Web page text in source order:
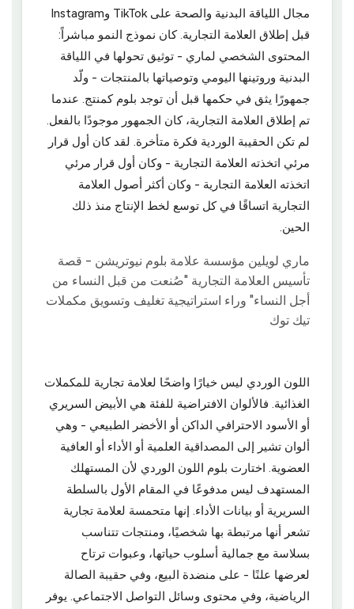
مجال اللياقة البدنية والصحة على TikTok وInstagram
قبل إطلاق العلامة التجارية. كان نموذج النمو مباشراً:
المحتوى الشخصي لماري - توثيق تحولها في اللياقة
البدنية وروتينها اليومي وتوصياتها بالمنتجات - ولّد
جمهورًا يثق في حكمها قبل أن توجد بلوم كمنتج. عندما
تم إطلاق العلامة التجارية، كان الجمهور موجودًا بالفعل.
لم تكن الحقيبة الوردية فكرة متأخرة. لقد كان أول قرار
مرئي اتخذته العلامة التجارية - وكان أول قرار مرئي
اتخذته العلامة التجارية - وكان أكثر أصول العلامة
التجارية اتساقًا في كل توسع لخط الإنتاج منذ ذلك
الحين.
اللون الوردي ليس خيارًا واضحًا لعلامة تجارية للمكملات
الغذائية. فالألوان الافتراضية للفئة هي الأبيض السريري
أو الأسود الاحترافي الداكن أو الأخضر الطبيعي - وهي
ألوان تشير إلى المصداقية العلمية أو الأداء أو العافية
العضوية. اختارت بلوم اللون الوردي لأن المستهلك
المستهدف ليس مدفوعًا في المقام الأول بالسلطة
السريرية أو بيانات الأداء. إنها متحمسة لعلامة تجارية
تشعر أنها مرتبطة بها شخصيًا، ومنتجات تتناسب
بسلاسة مع جمالية أسلوب حياتها، وعبوات ترتاح
لعرضها علنًا - على منضدة البيع، وفي حقيبة الصالة
الرياضية، وفي محتوى وسائل التواصل الاجتماعي. يوفر